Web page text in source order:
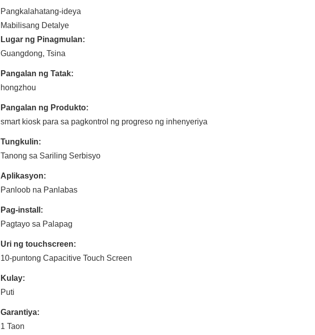
Pangkalahatang-ideya
Mabilisang Detalye
Lugar ng Pinagmulan:
Guangdong, Tsina
Pangalan ng Tatak:
hongzhou
Pangalan ng Produkto:
smart kiosk para sa pagkontrol ng progreso ng inhenyeriya
Tungkulin:
Tanong sa Sariling Serbisyo
Aplikasyon:
Panloob na Panlabas
Pag-install:
Pagtayo sa Palapag
Uri ng touchscreen:
10-puntong Capacitive Touch Screen
Kulay:
Puti
Garantiya:
1 Taon